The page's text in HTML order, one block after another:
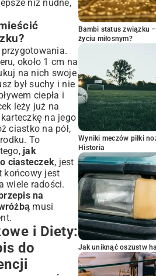
niż nudne,
około 1 cm na
na nich swoje
był suchy i nie
ciepła i
leży już na
na jego
ciastko na pół,
To
jak
ciasteczek, jest
końcowy jest
wiele radości.
na
musi
i Diety:
do
Bambi status związku
życiu miłosnym?
Wyniki meczów piłki
Historia
Jak uniknąć oszustw